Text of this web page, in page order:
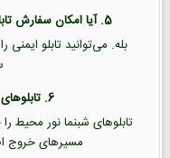
5. آیا امکان سفارش تابلو ایمنی در ابعاد سفارشی وجود دارد؟
بله. می‌توانید تابلو
6. تابلوهای شبنما چه کاربردی دارند؟
تابلوهای شبنما نور محیط
مسیرهای خروج